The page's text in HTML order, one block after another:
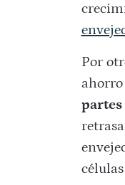
Por
ahorro
partes